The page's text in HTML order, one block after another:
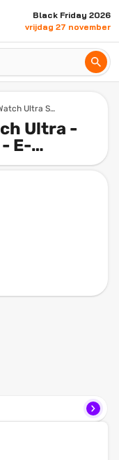
Black Friday 2026
vrijdag 27 november
Samsung Galaxy Watch Ultra Smartwatch 47mm E Simkaart Titanium Gray
Ultra -
E-